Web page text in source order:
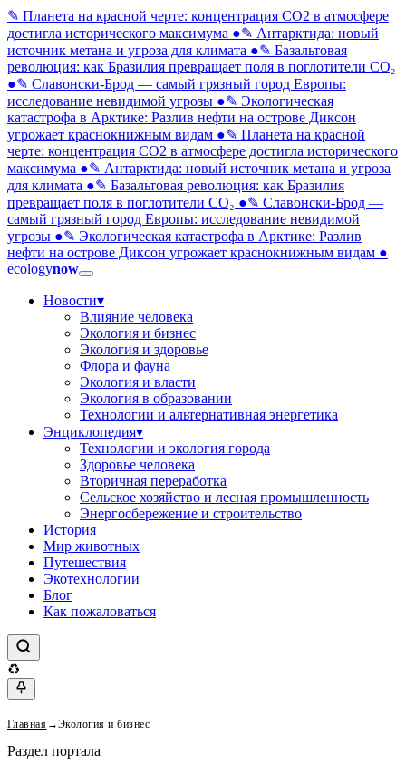
✎ Планета на красной черте: концентрация CO2 в атмосфере
достигла исторического максимума ●✎ Антарктида: новый
источник метана и угроза для климата ●✎ Базальтовая
революция: как Бразилия превращает поля в поглотители CO₂
●✎ Славонски-Брод — самый грязный город Европы:
исследование невидимой угрозы ●✎ Экологическая
катастрофа в Арктике: Разлив нефти на острове Диксон
угрожает краснокнижным видам ●✎ Планета на красной
черте: концентрация CO2 в атмосфере достигла исторического
максимума ●✎ Антарктида: новый источник метана и угроза
для климата ●✎ Базальтовая революция: как Бразилия
превращает поля в поглотители CO₂ ●✎ Славонски-Брод —
самый грязный город Европы: исследование невидимой
угрозы ●✎ Экологическая катастрофа в Арктике: Разлив
нефти на острове Диксон угрожает краснокнижным видам ●
ecologynow
Новости▾
Влияние человека
Экология и бизнес
Экология и здоровье
Флора и фауна
Экология и власти
Экология в образовании
Технологии и альтернативная энергетика
Энциклопедия▾
Технологии и экология города
Здоровье человека
Вторичная переработка
Сельское хозяйство и лесная промышленность
Энергосбережение и строительство
История
Мир животных
Путешествия
Экотехнологии
Блог
Как пожаловаться
♻
Главная →Экология и бизнес
Раздел портала